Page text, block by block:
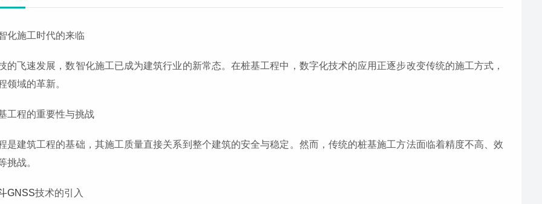
化施工时代的来临
的飞速发展，数智化施工已成为建筑行业的新常态。在桩基工程中，数字化技术的应用正逐步改变传统的施工方式，
领域的革新。
工程的重要性与挑战
是建筑工程的基础，其施工质量直接关系到整个建筑的安全与稳定。然而，传统的桩基施工方法面临着精度不高、效
挑战。
GNSS技术的引入